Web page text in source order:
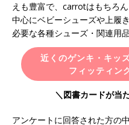
えも豊富で、carrotはもちろ
中心にベビーシューズや上履
必要な各種シューズ・関連用
近くのゲンキ・キッ
フィッティン
＼図書カードが当
アンケートに回答された方の